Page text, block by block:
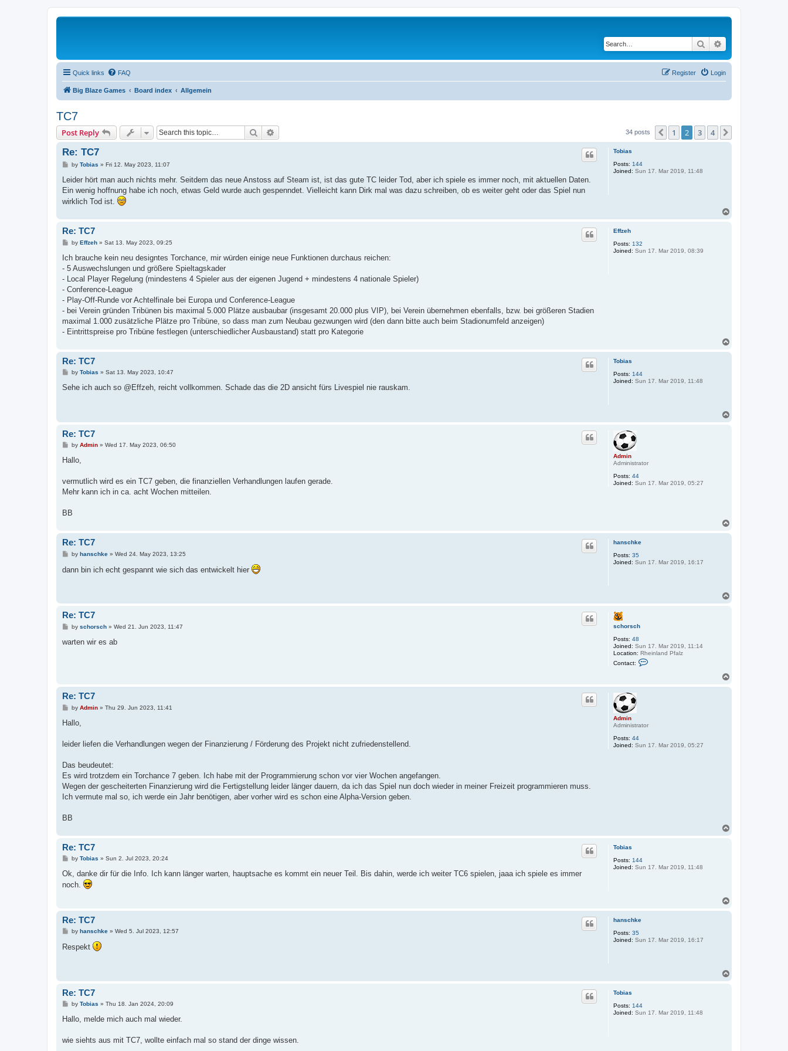
Search
Quick links FAQ Login
Register
Big Blaze Games Board index Allgemein
TC7
Post Reply Search 34 posts Previous
1 2 3 4
Tobias
Posts: 144
Joined: Sun 17. Mar 2019, 11:48
Re: TC7
P
s
by Tobias » Fri 12. May 2023, 11:07
Leider hört man auch nichts mehr. Seitdem das neue Anstoss auf Steam ist, ist das gute TC leider Tod, aber ich spiele es immer noch, mit aktuellen Daten.
Ein wenig hoffnung habe ich noch, etwas Geld wurde auch gespenndet. Vielleicht kann Dirk mal was dazu schreiben, ob es weiter geht oder das Spiel nun
wirklich Tod ist.
Effzeh
Posts: 132
Joined: Sun 17. Mar 2019, 08:39
Re: TC7
P
s
by Effzeh» Sat 13. May 2023, 09:25
Ich brauche kein neu designtes Torchance, mir würden einige neue Funktionen durchaus reichen:
- 5 Auswechslungen und größere Spieltagskader
- Local Player Regelung (mindestens 4 Spieler aus der eigenen Jugend + mindestens 4 nationale Spieler)
- Conference-League
- Play-Off-Runde vor Achtelfinale bei Europa und Conference-League
- bei Verein gründen Tribünen bis maximal 5.000 Plätze ausbaubar (insgesamt 20.000 plus VIP), bei Verein übernehmen ebenfalls, bzw. bei größeren Stadien
maximal 1.000 zusätzliche Plätze pro Tribüne, so dass man zum Neubau gezwungen wird (den dann bitte auch beim Stadionumfeld anzeigen)
- Eintrittspreise pro Tribüne festlegen (unterschiedlicher Ausbaustand) statt pro Kategorie
Tobias
Posts: 144
Joined: Sun 17. Mar 2019, 11:48
Re: TC7
P
s
by Tobias » Sat 13. May 2023, 10:47
Sehe ich auch so @Effzeh, reicht vollkommen. Schade das die 2D ansicht fürs Livespiel nie rauskam.
Admin
Administrator
Posts: 44
Joined: Sun 17. Mar 2019, 05:27
Re: TC7
P
s
by Admin» Wed 17. May 2023, 06:50
Hallo,
vermutlich wird es ein TC7 geben, die finanziellen Verhandlungen laufen gerade.
Mehr kann ich in ca. acht Wochen mitteilen.
BB
hanschke
Posts: 35
Joined: Sun 17. Mar 2019, 16:17
Re: TC7
P
s
t
by hanschke» Wed 24. May 2023, 13:25
dann bin ich echt gespannt wie sich das entwickelt hier
schorsch
Posts: 48
Joined: Sun 17. Mar 2019, 11:14
Location: Rheinland Pfalz
Contact:
a
s
Re: TC7
P
s
by schorsch» Wed 21. Jun 2023, 11:47
warten wir es ab
Admin
Administrator
Posts: 44
Joined: Sun 17. Mar 2019, 05:27
Re: TC7
P
s
by Admin» Thu 29. Jun 2023, 11:41
Hallo,
leider liefen die Verhandlungen wegen der Finanzierung / Förderung des Projekt nicht zufriedenstellend.
Das beudeutet:
Es wird trotzdem ein Torchance 7 geben. Ich habe mit der Programmierung schon vor vier Wochen angefangen.
Wegen der gescheiterten Finanzierung wird die Fertigstellung leider länger dauern, da ich das Spiel nun doch wieder in meiner Freizeit programmieren muss.
Ich vermute mal so, ich werde ein Jahr benötigen, aber vorher wird es schon eine Alpha-Version geben.
BB
Tobias
Posts: 144
Joined: Sun 17. Mar 2019, 11:48
Re: TC7
P
s
by Tobias » Sun 2. Jul 2023, 20:24
Ok, danke dir für die Info. Ich kann länger warten, hauptsache es kommt ein neuer Teil. Bis dahin, werde ich weiter TC6 spielen, jaaa ich spiele es immer
noch.
hanschke
Posts: 35
Joined: Sun 17. Mar 2019, 16:17
Re: TC7
P
s
t
by hanschke» Wed 5. Jul 2023, 12:57
Respekt
Tobias
Posts: 144
Joined: Sun 17. Mar 2019, 11:48
Re: TC7
P
s
by Tobias » Thu 18. Jan 2024, 20:09
Hallo, melde mich auch mal wieder.
wie siehts aus mit TC7, wollte einfach mal so stand der dinge wissen.